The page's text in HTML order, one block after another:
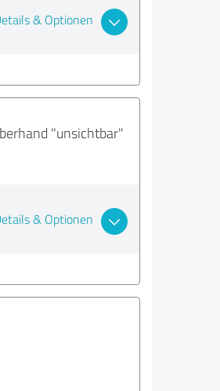
& Optionen
"unsichtbar"
& Optionen